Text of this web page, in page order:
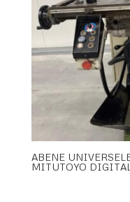
ABENE
MITUTOYO